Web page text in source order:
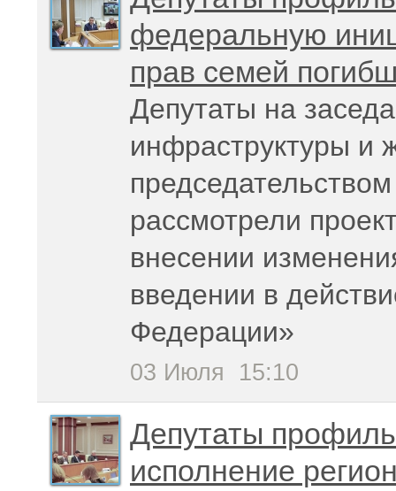
федеральную
прав семей
Депутаты на
инфраструктуры и
рассмотрели
внесении
введении в
Федерации»
03 Июля 15:10
Депутаты
исполнение